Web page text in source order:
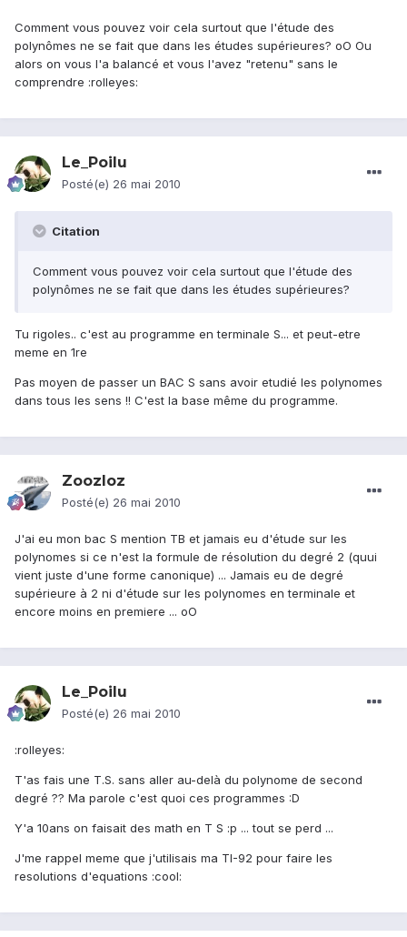
Comment vous pouvez voir cela surtout que l'étude des
polynômes ne se fait que dans les études supérieures? oO Ou
alors on vous l'a balancé et vous l'avez "retenu" sans le
comprendre :rolleyes:
Le_Poilu
Posté(e) 26 mai 2010
Citation
Comment vous pouvez voir cela surtout que l'étude des
polynômes ne se fait que dans les études supérieures?
Tu rigoles.. c'est au programme en terminale S... et peut-etre
meme en 1re
Pas moyen de passer un BAC S sans avoir etudié les polynomes
dans tous les sens !! C'est la base même du programme.
Zoozloz
Posté(e) 26 mai 2010
J'ai eu mon bac S mention TB et jamais eu d'étude sur les
polynomes si ce n'est la formule de résolution du degré 2 (quui
vient juste d'une forme canonique) ... Jamais eu de degré
supérieure à 2 ni d'étude sur les polynomes en terminale et
encore moins en premiere ... oO
Le_Poilu
Posté(e) 26 mai 2010
:rolleyes:
T'as fais une T.S. sans aller au-delà du polynome de second
degré ?? Ma parole c'est quoi ces programmes :D
Y'a 10ans on faisait des math en T S :p ... tout se perd ...
J'me rappel meme que j'utilisais ma TI-92 pour faire les
resolutions d'equations :cool: